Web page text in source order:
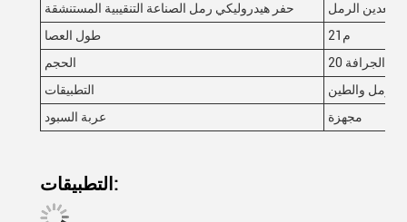
حفر هيدروليكي رمل الصناعة التنقيبية المستنشقة
تعدين الرمل
طول العصا
21م
الحجم
الجرافة
التطبيقات
والطين
عربة السبود
مجهزة
التطبيقات: